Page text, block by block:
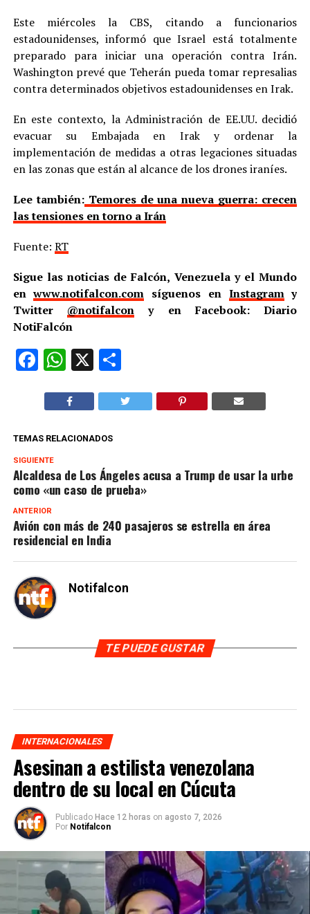
Este miércoles la CBS, citando a funcionarios
estadounidenses, informó que Israel está totalmente
preparado para iniciar una operación contra Irán.
Washington prevé que Teherán pueda tomar represalias
contra determinados objetivos estadounidenses en Irak.
En este contexto, la Administración de EE.UU. decidió
evacuar su Embajada en Irak y ordenar la
implementación de medidas a otras legaciones situadas
en las zonas que están al alcance de los drones iraníes.
Lee también:Temores de una nueva guerra: crecen
las tensiones en torno a Irán
Fuente: RT
Sigue las noticias de Falcón, Venezuela y el Mundo
enwww.notifalcon.com síguenos en Instagramy
Twitter @notifalcon y en Facebook: Diario
NotiFalcón
Facebook
WhatsApp
X Compartir
TEMAS RELACIONADOS
SIGUIENTE
Alcaldesa de Los Ángeles acusa a Trump de usar la urbe
como «un caso de prueba»
ANTERIOR
Avión con más de 240 pasajeros se estrella en área
residencial en India
Notifalcon
TE PUEDE GUSTAR
INTERNACIONALES
Asesinan a estilista venezolana
dentro de su local en Cúcuta
Publicado Hace 12 horas on agosto 7, 2026
Por Notifalcon